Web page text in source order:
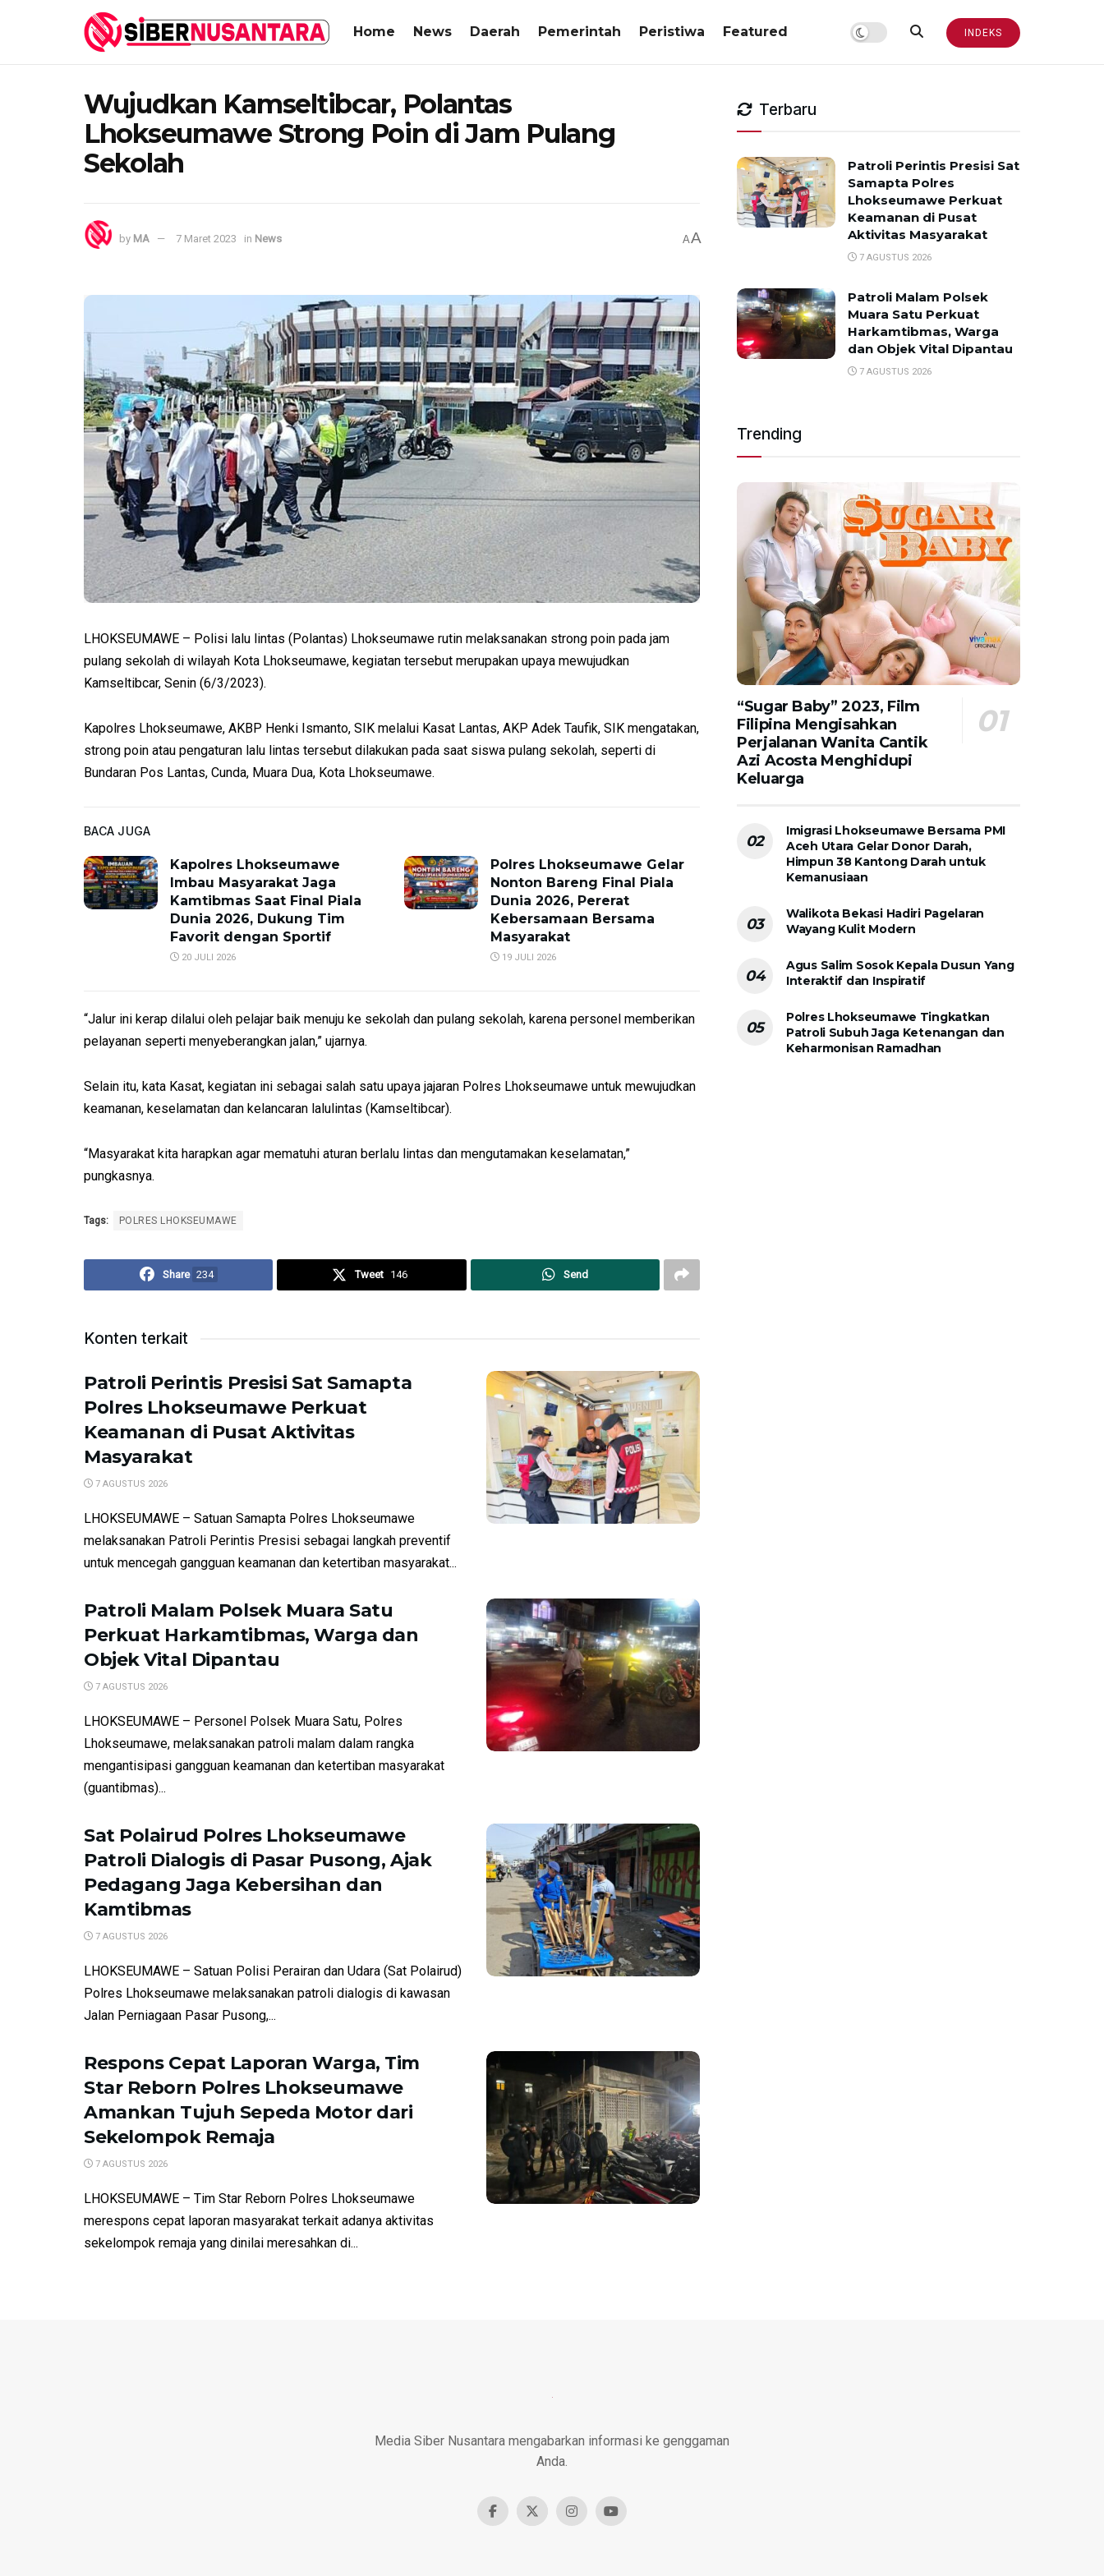
Home News Daerah Pemerintah Peristiwa Featured INDEKS
Wujudkan Kamseltibcar, Polantas
Lhokseumawe Strong Poin di Jam Pulang
Sekolah
by MA 7 Maret 2023 in News AA
LHOKSEUMAWE – Polisi lalu lintas (Polantas) Lhokseumawe rutin melaksanakan strong poin pada jam
pulang sekolah di wilayah Kota Lhokseumawe, kegiatan tersebut merupakan upaya mewujudkan
Kamseltibcar, Senin (6/3/2023).
Kapolres Lhokseumawe, AKBP Henki Ismanto, SIK melalui Kasat Lantas, AKP Adek Taufik, SIK mengatakan,
strong poin atau pengaturan lalu lintas tersebut dilakukan pada saat siswa pulang sekolah, seperti di
Bundaran Pos Lantas, Cunda, Muara Dua, Kota Lhokseumawe.
BACA JUGA
Kapolres Lhokseumawe
Imbau Masyarakat Jaga
Kamtibmas Saat Final Piala
Dunia 2026, Dukung Tim
Favorit dengan Sportif
20 JULI 2026
Polres Lhokseumawe Gelar
Nonton Bareng Final Piala
Dunia 2026, Pererat
Kebersamaan Bersama
Masyarakat
19 JULI 2026
“Jalur ini kerap dilalui oleh pelajar baik menuju ke sekolah dan pulang sekolah, karena personel memberikan
pelayanan seperti menyeberangkan jalan,” ujarnya.
Selain itu, kata Kasat, kegiatan ini sebagai salah satu upaya jajaran Polres Lhokseumawe untuk mewujudkan
keamanan, keselamatan dan kelancaran lalulintas (Kamseltibcar).
“Masyarakat kita harapkan agar mematuhi aturan berlalu lintas dan mengutamakan keselamatan,”
pungkasnya.
Tags: POLRES LHOKSEUMAWE
Share 234 Tweet 146 Send
Konten terkait
Patroli Perintis Presisi Sat Samapta
Polres Lhokseumawe Perkuat
Keamanan di Pusat Aktivitas
Masyarakat
7 AGUSTUS 2026
LHOKSEUMAWE – Satuan Samapta Polres Lhokseumawe
melaksanakan Patroli Perintis Presisi sebagai langkah preventif
untuk mencegah gangguan keamanan dan ketertiban masyarakat...
Patroli Malam Polsek Muara Satu
Perkuat Harkamtibmas, Warga dan
Objek Vital Dipantau
7 AGUSTUS 2026
LHOKSEUMAWE – Personel Polsek Muara Satu, Polres
Lhokseumawe, melaksanakan patroli malam dalam rangka
mengantisipasi gangguan keamanan dan ketertiban masyarakat
(guantibmas)...
Sat Polairud Polres Lhokseumawe
Patroli Dialogis di Pasar Pusong, Ajak
Pedagang Jaga Kebersihan dan
Kamtibmas
7 AGUSTUS 2026
LHOKSEUMAWE – Satuan Polisi Perairan dan Udara (Sat Polairud)
Polres Lhokseumawe melaksanakan patroli dialogis di kawasan
Jalan Perniagaan Pasar Pusong,...
Respons Cepat Laporan Warga, Tim
Star Reborn Polres Lhokseumawe
Amankan Tujuh Sepeda Motor dari
Sekelompok Remaja
7 AGUSTUS 2026
LHOKSEUMAWE – Tim Star Reborn Polres Lhokseumawe
merespons cepat laporan masyarakat terkait adanya aktivitas
sekelompok remaja yang dinilai meresahkan di...
Terbaru
Patroli Perintis Presisi Sat
Samapta Polres
Lhokseumawe Perkuat
Keamanan di Pusat
Aktivitas Masyarakat
7 AGUSTUS 2026
Patroli Malam Polsek
Muara Satu Perkuat
Harkamtibmas, Warga
dan Objek Vital Dipantau
7 AGUSTUS 2026
Trending
“Sugar Baby” 2023, Film
Filipina Mengisahkan
Perjalanan Wanita Cantik
Azi Acosta Menghidupi
Keluarga
Imigrasi Lhokseumawe Bersama PMI
Aceh Utara Gelar Donor Darah,
Himpun 38 Kantong Darah untuk
Kemanusiaan
Walikota Bekasi Hadiri Pagelaran
Wayang Kulit Modern
Agus Salim Sosok Kepala Dusun Yang
Interaktif dan Inspiratif
Polres Lhokseumawe Tingkatkan
Patroli Subuh Jaga Ketenangan dan
Keharmonisan Ramadhan
Media Siber Nusantara mengabarkan informasi ke genggaman
Anda.